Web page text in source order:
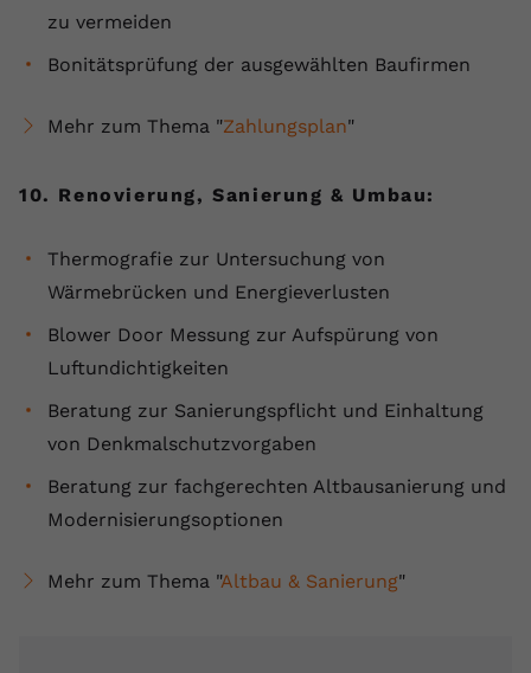
zu vermeiden
Bonitätsprüfung der ausgewählten Baufirmen
Mehr zum Thema "Zahlungsplan"
10. Renovierung, Sanierung & Umbau:
Thermografie zur Untersuchung von
Wärmebrücken und Energieverlusten
Blower Door Messung zur Aufspürung von
Luftundichtigkeiten
Beratung zur Sanierungspflicht und Einhaltung
von Denkmalschutzvorgaben
Beratung zur fachgerechten Altbausanierung und
Modernisierungsoptionen
Mehr zum Thema "Altbau & Sanierung"